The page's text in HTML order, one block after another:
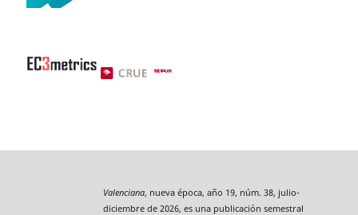
Valenciana, nueva época, año 19, núm. 38, julio-
diciembre de 2026, es una publicación semestral